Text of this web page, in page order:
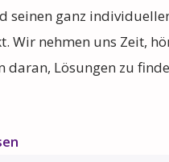
seinen ganz
Wir nehmen uns Zeit,
daran, Lösungen zu